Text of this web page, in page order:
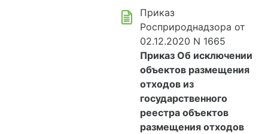
Приказ
Росприроднадзора от
02.12.2020 N 1665
Приказ Об исключении
объектов размещения
отходов из
государственного
реестра объектов
размещения отходов